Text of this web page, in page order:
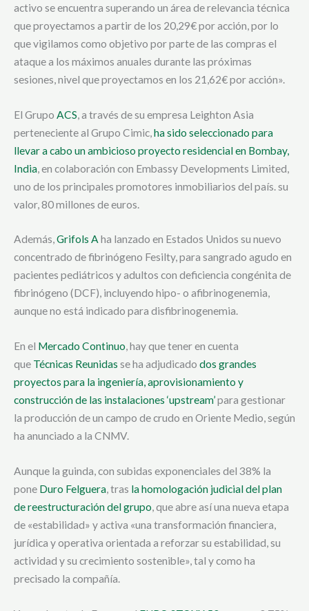
activo se encuentra superando un área de relevancia técnica
que proyectamos a partir de los 20,29€ por acción, por lo
que vigilamos como objetivo por parte de las compras el
ataque a los máximos anuales durante las próximas
sesiones, nivel que proyectamos en los 21,62€ por acción».
El Grupo ACS , a través de su empresa Leighton Asia
perteneciente al Grupo Cimic, ha sido seleccionado para
llevar a cabo un ambicioso proyecto residencial en Bombay,
India , en colaboración con Embassy Developments Limited,
uno de los principales promotores inmobiliarios del país. su
valor, 80 millones de euros.
Además,Grifols A ha lanzado en Estados Unidos su nuevo
concentrado de fibrinógeno Fesilty, para sangrado agudo en
pacientes pediátricos y adultos con deficiencia congénita de
fibrinógeno (DCF), incluyendo hipo- o afibrinogenemia,
aunque no está indicado para disfibrinogenemia.
En el Mercado Continuo, hay que tener en cuenta
que Técnicas Reunidas se ha adjudicado dos grandes
proyectos para la ingeniería, aprovisionamiento y
construcción de las instalaciones ‘upstream’para gestionar
la producción de un campo de crudo en Oriente Medio, según
ha anunciado a la CNMV.
Aunque la guinda, con subidas exponenciales del 38% la
pone Duro Felguera, tras la homologación judicial del plan
de reestructuración del grupo, que abre así una nueva etapa
de «estabilidad» y activa «una transformación financiera,
jurídica y operativa orientada a reforzar su estabilidad, su
actividad y su crecimiento sostenible», tal y como ha
precisado la compañía.